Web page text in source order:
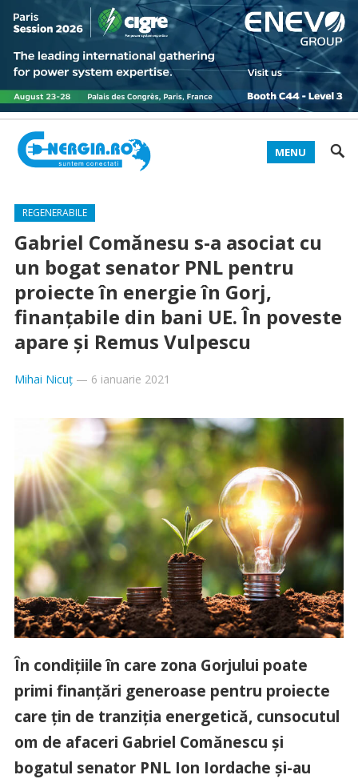
MENU
REGENERABILE
Gabriel Comănesu s-a asociat cu
un bogat senator PNL pentru
proiecte în energie în Gorj,
finanțabile din bani UE. În poveste
apare și Remus Vulpescu
Mihai Nicuț— 6 ianuarie 2021
În condițiile în care zona Gorjului poate
primi finanțări generoase pentru proiecte
care țin de tranziția energetică, cunsocutul
om de afaceri Gabriel Comănescu și
bogatul senator PNL Ion Iordache și-au